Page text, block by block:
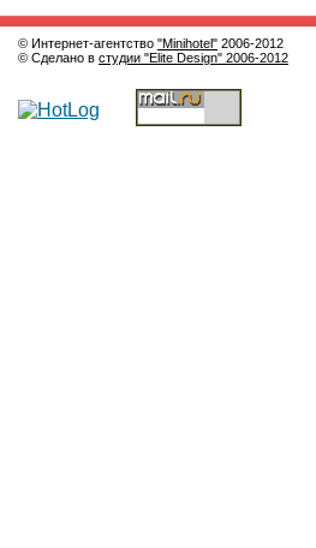
© Интернет-агентство "Minihotel" 2006-2012
© Сделано в студии "Elite Design" 2006-2012